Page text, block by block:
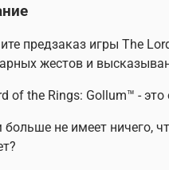
предзаказ игры The
жестов и
of the Rings: Gollum™ -
больше не имеет ничего,